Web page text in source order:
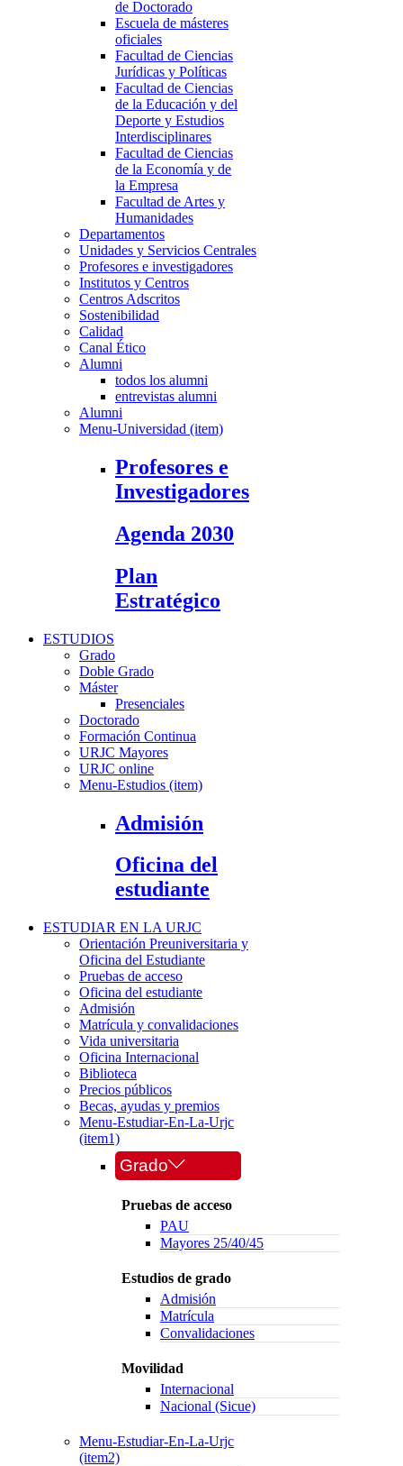
de Doctorado
Escuela de másteres
oficiales
Facultad de Ciencias
Jurídicas y Políticas
Facultad de Ciencias
de la Educación y del
Deporte y Estudios
Interdisciplinares
Facultad de Ciencias
de la Economía y de
la Empresa
Facultad de Artes y
Humanidades
Departamentos
Unidades y Servicios Centrales
Profesores e investigadores
Institutos y Centros
Centros Adscritos
Sostenibilidad
Calidad
Canal Ético
Alumni
todos los alumni
entrevistas alumni
Alumni
Menu-Universidad (item)
Profesores e
Investigadores
Agenda 2030
Plan
Estratégico
ESTUDIOS
Grado
Doble Grado
Máster
Presenciales
Doctorado
Formación Continua
URJC Mayores
URJC online
Menu-Estudios (item)
Admisión
Oficina del
estudiante
ESTUDIAR EN LA URJC
Orientación Preuniversitaria y
Oficina del Estudiante
Pruebas de acceso
Oficina del estudiante
Admisión
Matrícula y convalidaciones
Vida universitaria
Oficina Internacional
Biblioteca
Precios públicos
Becas, ayudas y premios
Menu-Estudiar-En-La-Urjc
(item1)
Grado
Pruebas de acceso
PAU
Mayores 25/40/45
Estudios de grado
Admisión
Matrícula
Convalidaciones
Movilidad
Internacional
Nacional (Sicue)
Menu-Estudiar-En-La-Urjc
(item2)